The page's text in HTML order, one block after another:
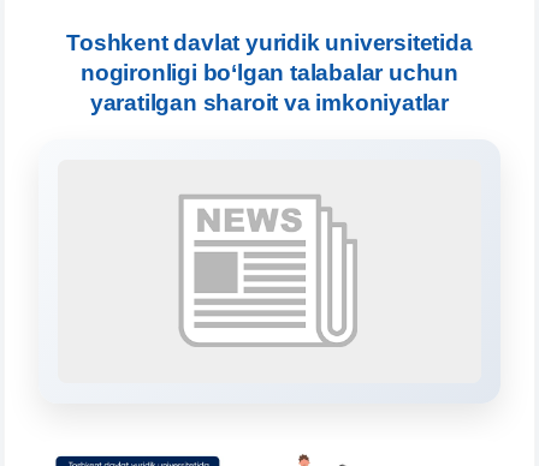
Toshkent davlat yuridik universitetida
nogironligi bo‘lgan talabalar uchun
yaratilgan sharoit va imkoniyatlar
Qabul bo'yicha murojaatlaringizni ushbu
chatda qoldiring.
1. Hujjatlar (bakalavr) (5)
5. To'lov-kontrakt (2) 6. Elektron ariza (16)